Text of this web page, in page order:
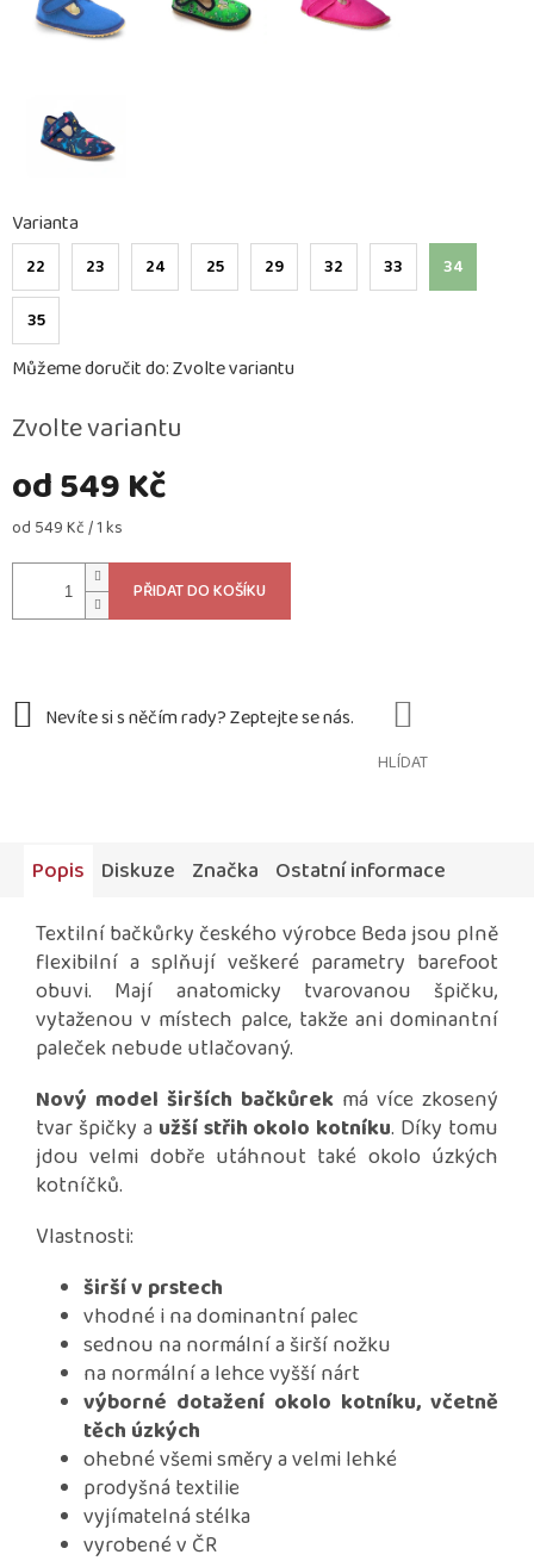
od549 Kč
Měrná
od 549 Kč / 1 ks
Zvolte variantu
Varianta
22 23 24 25 29 32 33 34
35
Můžeme doručit do:Zvolte variantu
PŘIDAT DO KOŠÍKU
HLÍDAT
Popis Diskuze Značka Ostatní informace
Textilní bačkůrky českého výrobce Beda jsou plně
flexibilní a splňují veškeré parametry barefoot
obuvi. Mají anatomicky tvarovanou špičku,
vytaženou v místech palce, takže ani dominantní
paleček nebude utlačovaný.
Nový model širších bačkůrek má více zkosený
tvar špičky a užší střih okolo kotníku. Díky tomu
jdou velmi dobře utáhnout také okolo úzkých
kotníčků.
Vlastnosti:
širší v prstech
vhodné i na dominantní palec
sednou na normální a širší nožku
na normální a lehce vyšší nárt
výborné dotažení okolo kotníku, včetně
těch úzkých
ohebné všemi směry a velmi lehké
prodyšná textilie
vyjímatelná stélka
vyrobené v ČR